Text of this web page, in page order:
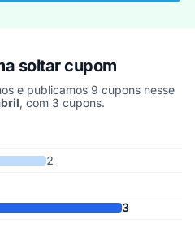
soltar cupom
e publicamos 9 cupons nesse
, com 3 cupons.
mês, somando os últimos 7 anos
2
3